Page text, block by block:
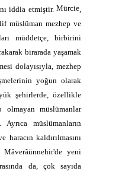
iddia etmiştir. Mürcie,
müslüman mezhep ve
müddetçe, birbirini
birarada yaşamak
dolayısıyla, mezhep
yoğun olarak
şehirlerde, özellikle
olmayan müslümanlar
müslümanların
kaldırılmasını
yeni
da, çok sayıda